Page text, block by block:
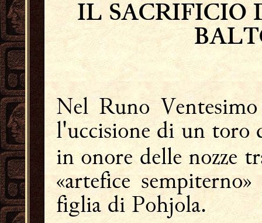
IL SACRIFICIO
Nel Runo
l'uccisione di un toro
in onore delle nozze
«artefice
figlia di Pohjola.